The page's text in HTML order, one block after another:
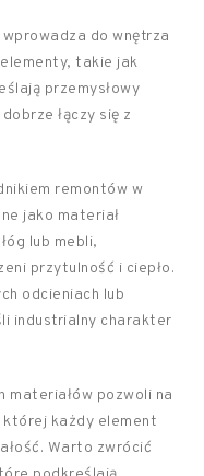
do wnętrza
takie jak
przemysłowy
łączy się z
remontów w
jako materiał
lub mebli,
przytulność i ciepło.
odcieniach lub
industrialny charakter
materiałów pozwoli na
każdy element
Warto zwrócić